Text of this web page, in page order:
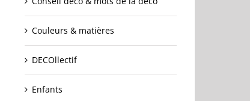
Couleurs & matières
DECOllectif
Enfants